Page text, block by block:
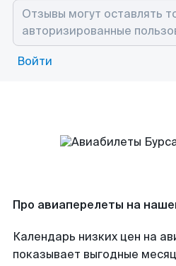
Войти
Про авиаперелеты на
Календарь низких цен на
показывает выгодные